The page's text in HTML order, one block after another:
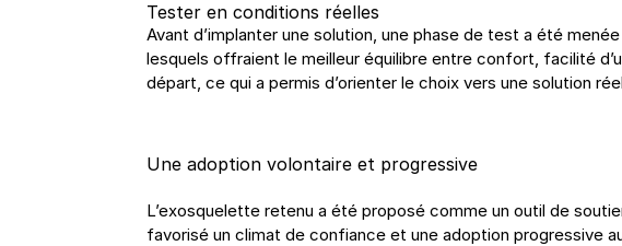
Tester en conditions réelles
Avant d’implanter une solution, une phase de test a été
lesquels offraient le meilleur équilibre entre confort, facilité
départ, ce qui a permis d’orienter le choix vers une solution
Une adoption volontaire et progressive
L’exosquelette retenu a été proposé comme un outil de
favorisé un climat de confiance et une adoption progressive